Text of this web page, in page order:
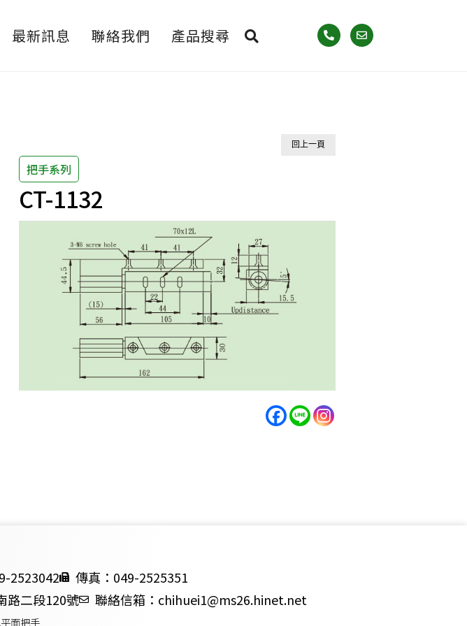
最新訊息 聯絡我們 產品搜尋
回上一頁
把手系列
CT-1132
2523042
傳真：049-2525351
路二段120號
聯絡信箱：chihuei1@ms26.hinet.net
面把手